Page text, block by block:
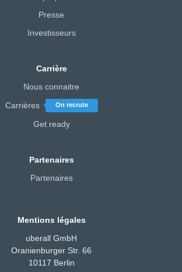
Presse
Investisseurs
Carrière
Nous connaitre
Carrières
On recrute
Get ready
Partenaires
Partenaires
Mentions légales
uberall GmbH
Oranienburger Str. 66
10117 Berlin